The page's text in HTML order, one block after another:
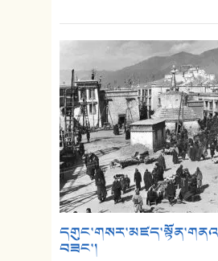
བཟང་།